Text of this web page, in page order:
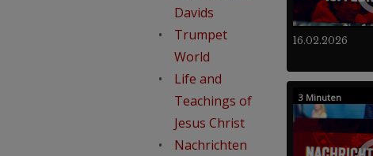
Davids
Trumpet
World
Life and
Teachings of
Jesus Christ
Nachrichten
16.02.2026
3 Minuten